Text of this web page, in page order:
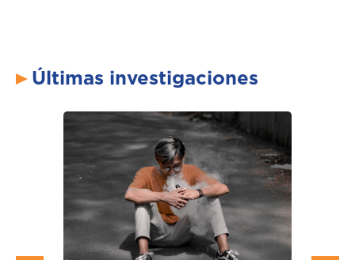
Últimas investigaciones